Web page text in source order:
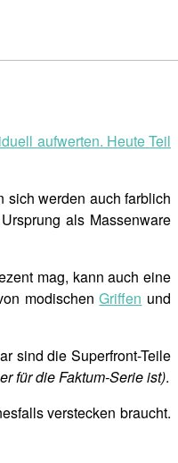
aufwerten. Heute Teil
sich werden auch farblich
als Massenware
mag, kann auch eine
modischenGriffen und
sind die Superfront-Teile
für die Faktum-Serie ist).
verstecken braucht.